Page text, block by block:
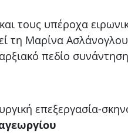
τους υπέροχα
τη Μαρίνα
πεδίο
επεξεργασία-